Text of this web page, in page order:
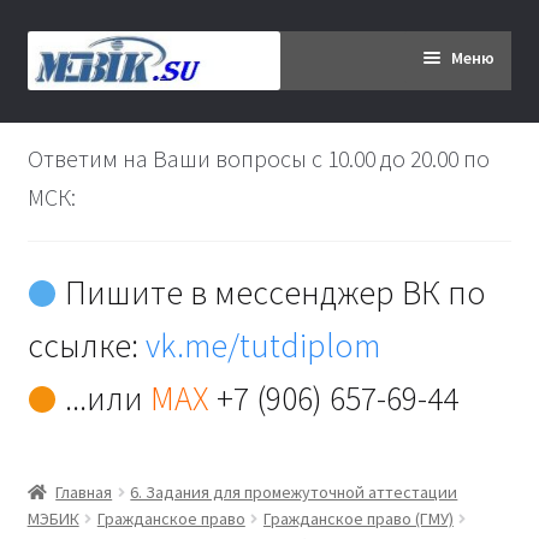
Перейти
к
Перейти
к
Меню
Главная
Дипломникам
Контакты
Ответим на Ваши вопросы с 10.00 до 20.00 по
МСК:
Пишите в мессенджер ВК по
ссылке:vk.me/tutdiplom
...или MAX +7 (906) 657-69-44
Главная
6. Задания для промежуточной аттестации
МЭБИК
Гражданское право
Гражданское право (ГМУ)